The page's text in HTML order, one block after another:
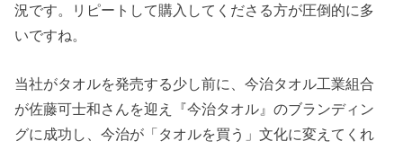
況です。リピートして購入してくださる方が圧倒的に多
いですね。
当社がタオルを発売する少し前に、今治タオル工業組合
が佐藤可士和さんを迎え『今治タオル』のブランディン
グに成功し、今治が「タオルを買う」文化に変えてくれ